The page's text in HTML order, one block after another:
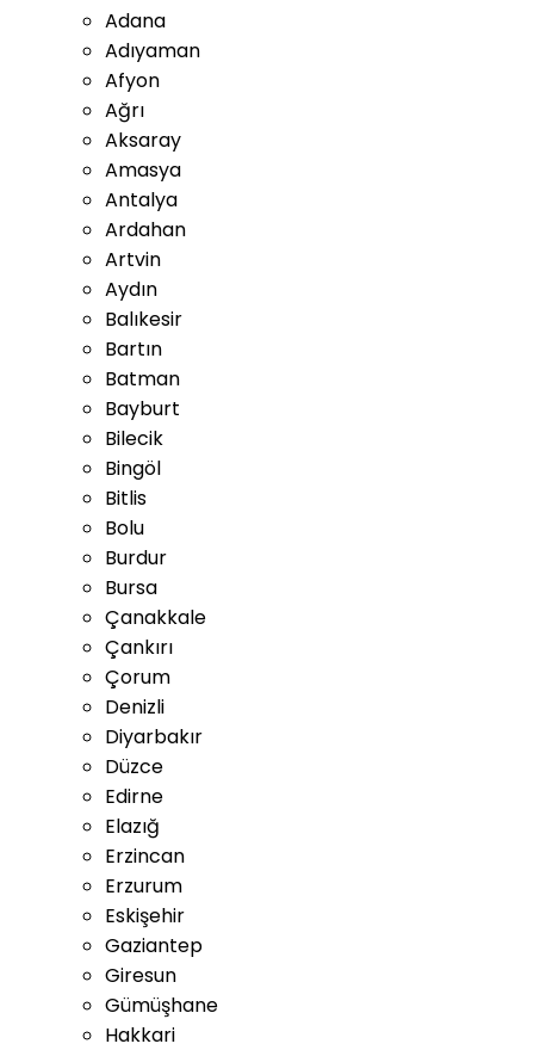
Adana
Adıyaman
Afyon
Ağrı
Aksaray
Amasya
Antalya
Ardahan
Artvin
Aydın
Balıkesir
Bartın
Batman
Bayburt
Bilecik
Bingöl
Bitlis
Bolu
Burdur
Bursa
Çanakkale
Çankırı
Çorum
Denizli
Diyarbakır
Düzce
Edirne
Elazığ
Erzincan
Erzurum
Eskişehir
Gaziantep
Giresun
Gümüşhane
Hakkari